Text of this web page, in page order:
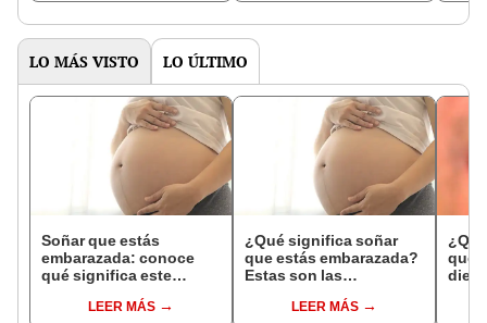
LO MÁS VISTO LO ÚLTIMO
Soñar que estás
embarazada: conoce
qué significa este
LEER MÁS
¿Qué significa soñar
que estás embarazada?
Estas son las
comunesLEER MÁS
que